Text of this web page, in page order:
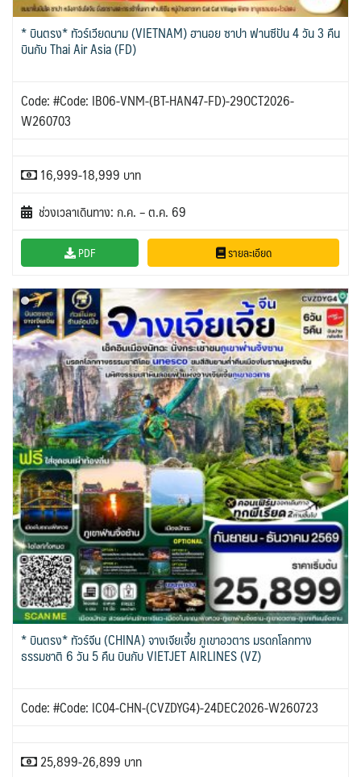
* บินตรง* ทัวร์เวียดนาม (VIETNAM) ฮานอย ซาปา ฟานซีปัน 4 วัน 3 คืน
บินกับ Thai Air Asia (FD)
Code: #Code: IB06-VNM-(BT-HAN47-FD)-29OCT2026-
W260703
16,999-18,999 บาท
ช่วงเวลาเดินทาง: ก.ค. – ต.ค. 69
PDF รายละเอียด
* บินตรง* ทัวร์จีน (CHINA) จางเจียเจี้ย ภูเขาอวตาร มรดกโลกทาง
ธรรมชาติ 6 วัน 5 คืน บินกับ VIETJET AIRLINES (VZ)
Code: #Code: IC04-CHN-(CVZDYG4)-24DEC2026-W260723
25,899-26,899 บาท